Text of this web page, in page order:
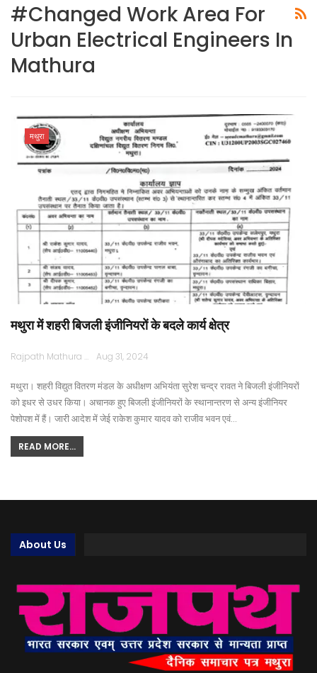
#Changed Work Area For
Urban Electrical Engineers In
Mathura
मथुरा
मथुरा में शहरी बिजली इंजीनियरों के बदले कार्य क्षेत्र
Rajpath Mathura Aug 31, 2024
मथुरा। शहरी विद्युत वितरण मंडल के अधीक्षण अभियंता सुरेश चन्द्र रावत ने बिजली इंजीनियरों
को इधर से उधर किया। अचानक हुए बिजली इंजीनियरों के स्थानान्तरण से अन्य इंजीनियर
पेशोपश में हैं। जारी आदेश में जेई राकेश कुमार यादव को राजीव भवन एवं…
READ MORE...
About Us